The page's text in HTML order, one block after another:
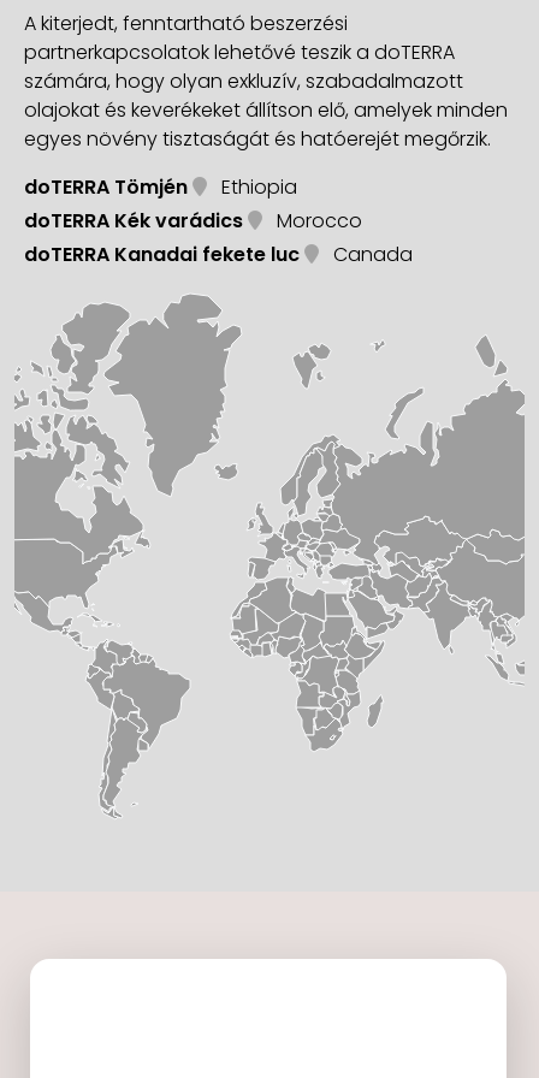
A kiterjedt, fenntartható beszerzési
partnerkapcsolatok lehetővé teszik a doTERRA
számára, hogy olyan exkluzív, szabadalmazott
olajokat és keverékeket állítson elő, amelyek minden
egyes növény tisztaságát és hatóerejét megőrzik.
doTERRA Tömjén
Ethiopia
doTERRA Kék varádics
Morocco
doTERRA Kanadai fekete luc
Canada